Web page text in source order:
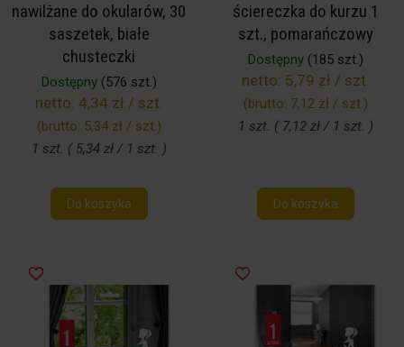
nawilżane do okularów, 30
saszetek, białe
chusteczki
Dostępny(576 szt.)
netto: 4,34 zł / szt.
(brutto: 5,34 zł / szt.)
1 szt. ( 5,34 zł / 1 szt. )
Do koszyka
ściereczka do kurzu 1
szt., pomarańczowy
Dostępny(185 szt.)
netto: 5,79 zł / szt.
(brutto: 7,12 zł / szt.)
1 szt. ( 7,12 zł / 1 szt. )
Do koszyka